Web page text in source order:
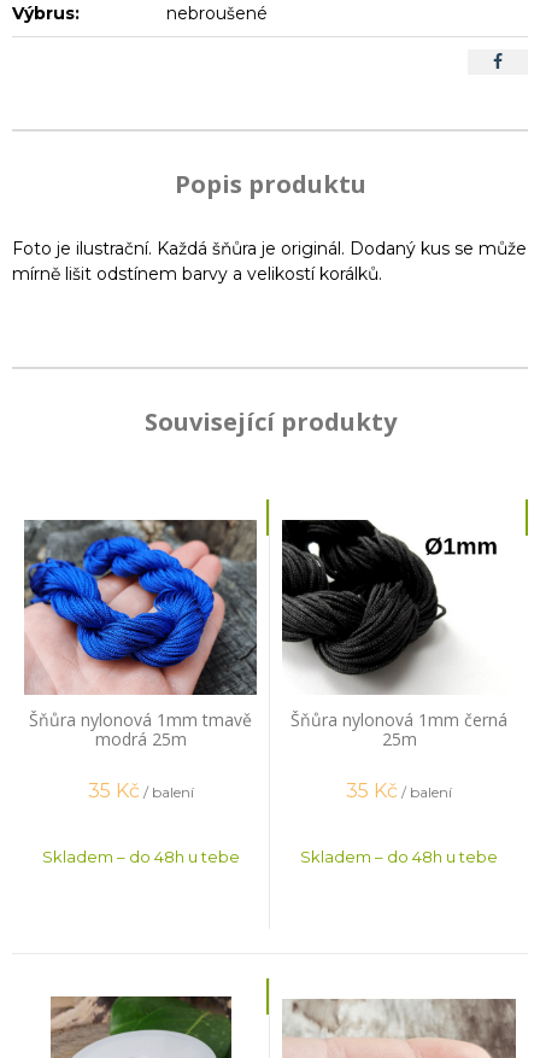
Výbrus: nebroušené
Popis produktu
Foto je ilustrační. Každá šňůra je originál. Dodaný kus se může
mírně lišit odstínem barvy a velikostí korálků.
Související produkty
Šňůra nylonová 1mm tmavě
modrá 25m
35 Kč / balení
Skladem – do 48h u tebe
Šňůra nylonová 1mm černá
25m
35 Kč / balení
Skladem – do 48h u tebe